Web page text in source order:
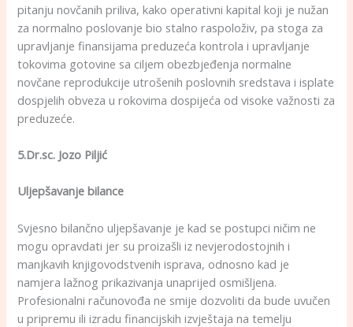
pitanju novčanih priliva, kako operativni kapital koji je nužan
za normalno poslovanje bio stalno raspoloživ, pa stoga za
upravljanje finansijama preduzeća kontrola i upravljanje
tokovima gotovine sa ciljem obezbjeđenja normalne
novčane reprodukcije utrošenih poslovnih sredstava i isplate
dospjelih obveza u rokovima dospijeća od visoke važnosti za
preduzeće.
5.Dr.sc. Jozo Piljić
Uljepšavanje bilance
Svjesno bilančno uljepšavanje je kad se postupci ničim ne
mogu opravdati jer su proizašli iz nevjerodostojnih i
manjkavih knjigovodstvenih isprava, odnosno kad je
namjera lažnog prikazivanja unaprijed osmišljena.
Profesionalni računovođa ne smije dozvoliti da bude uvučen
u pripremu ili izradu financijskih izvještaja na temelju